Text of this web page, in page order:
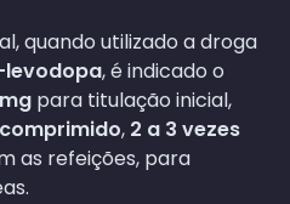
quando utilizado a droga
, é indicado o
para titulação inicial,
, 2 a 3 vezes
as refeições, para